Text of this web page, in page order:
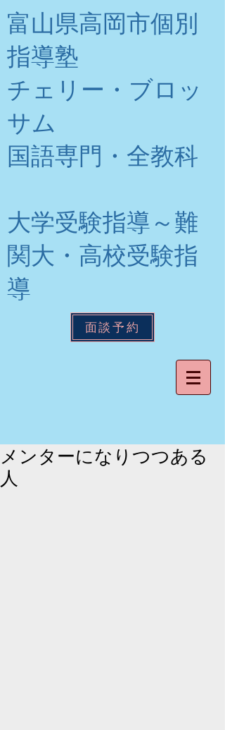
富山県高岡市個別
指導塾
チェリー・ブロッ
サム
​国語専門・全教科
大学受験指導～難
関大・高校受験指
導
面談予約
メンターになりつつある
人